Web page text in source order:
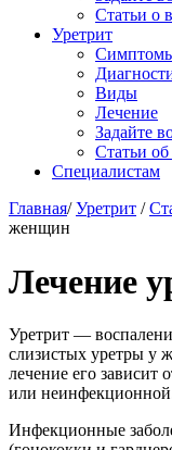
Статьи о
Уретрит
Виды
Лечение
Задайте
Статьи об
Специалистам
Главная/Уретрит /
женщин
Лечение
Уретрит —
слизистых уретры у
лечение его зависит
или
Инфекционные